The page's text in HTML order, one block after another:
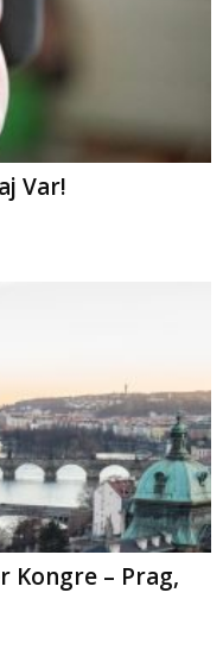
Var!
Kongre – Prag,